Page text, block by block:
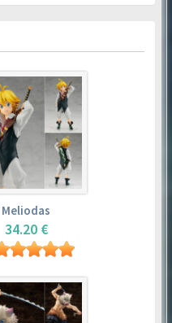
Meliodas
34.20 €